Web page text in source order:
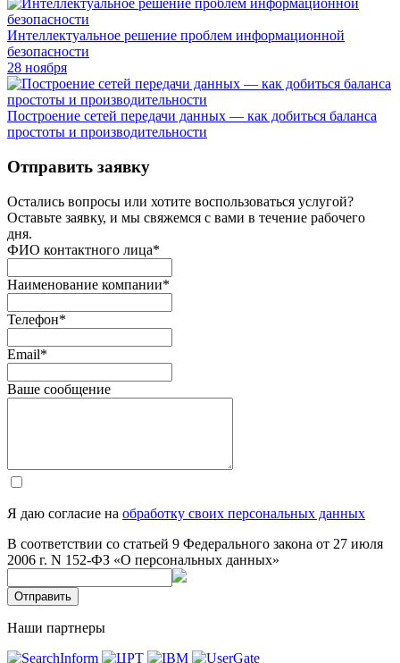
Интеллектуальное решение проблем информационной
безопасности
28 ноября
Построение сетей передачи данных — как добиться баланса
простоты и производительности
Отправить заявку
Остались вопросы или хотите воспользоваться услугой?
Оставьте заявку, и мы свяжемся с вами в течение рабочего
дня.
ФИО контактного лица*
Наименование компании*
Телефон*
Email*
Ваше сообщение
Я даю согласие на обработку своих персональных данных
В соответствии со статьей 9 Федерального закона от 27 июля
2006 г. N 152-ФЗ «О персональных данных»
Отправить
Наши партнеры